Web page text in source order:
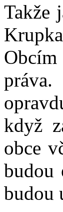
Takže
když
obce
budou
budou